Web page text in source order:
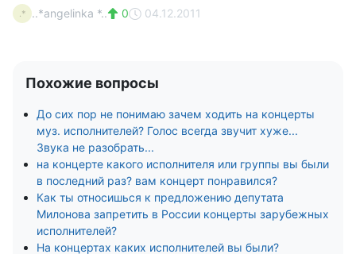
.* ..*angelinka *.. 0 04.12.2011
Похожие вопросы
До сих пор не понимаю зачем ходить на концерты
муз. исполнителей? Голос всегда звучит хуже...
Звука не разобрать...
на концерте какого исполнителя или группы вы были
в последний раз? вам концерт понравился?
Как ты относишься к предложению депутата
Милонова запретить в России концерты зарубежных
исполнителей?
На концертах каких исполнителей вы были?